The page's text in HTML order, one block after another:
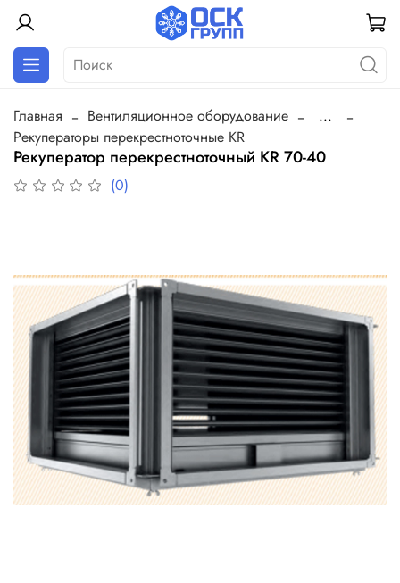
Главная Вентиляционное оборудование
...
Рекуператоры перекрестноточные KR
Рекуператор перекрестноточный KR 70-40
(0)